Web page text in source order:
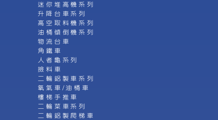
迷你堆高機系列
升降台車系列
高空取料機系列
油桶傾倒機系列
物流台車
角鐵車
人者龜系列
撿料車
二輪鋁製車系列
氧氣車/油桶車
樓梯手推車
二輪菜車系列
二輪鋁製爬梯車